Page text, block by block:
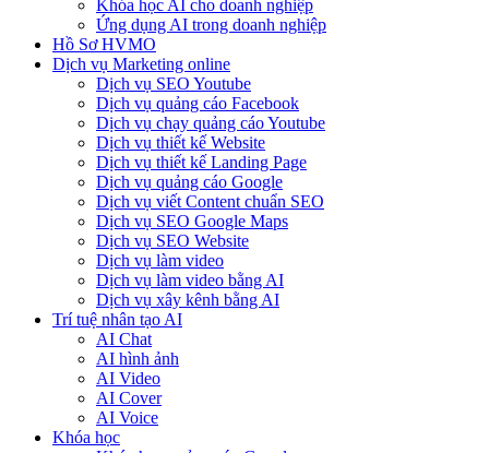
Khóa học AI cho doanh nghiệp
Ứng dụng AI trong doanh nghiệp
Hồ Sơ HVMO
Dịch vụ Marketing online
Dịch vụ SEO Youtube
Dịch vụ quảng cáo Facebook
Dịch vụ chạy quảng cáo Youtube
Dịch vụ thiết kế Website
Dịch vụ thiết kế Landing Page
Dịch vụ quảng cáo Google
Dịch vụ viết Content chuẩn SEO
Dịch vụ SEO Google Maps
Dịch vụ SEO Website
Dịch vụ làm video
Dịch vụ làm video bằng AI
Dịch vụ xây kênh bằng AI
Trí tuệ nhân tạo AI
AI Chat
AI hình ảnh
AI Video
AI Cover
AI Voice
Khóa học